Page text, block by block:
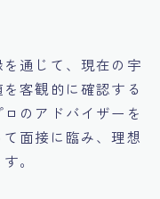
通じて、現在の宇
客観的に確認する
のアドバイザーを
面接に臨み、理想
。